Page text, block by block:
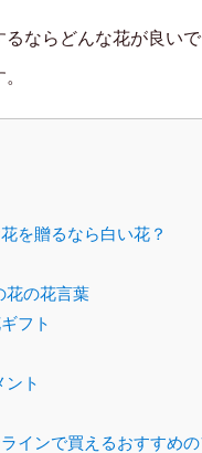
ならどんな花が良い
を贈るなら白い花？
花の花言葉
フト
ト
インで買えるおすすめ